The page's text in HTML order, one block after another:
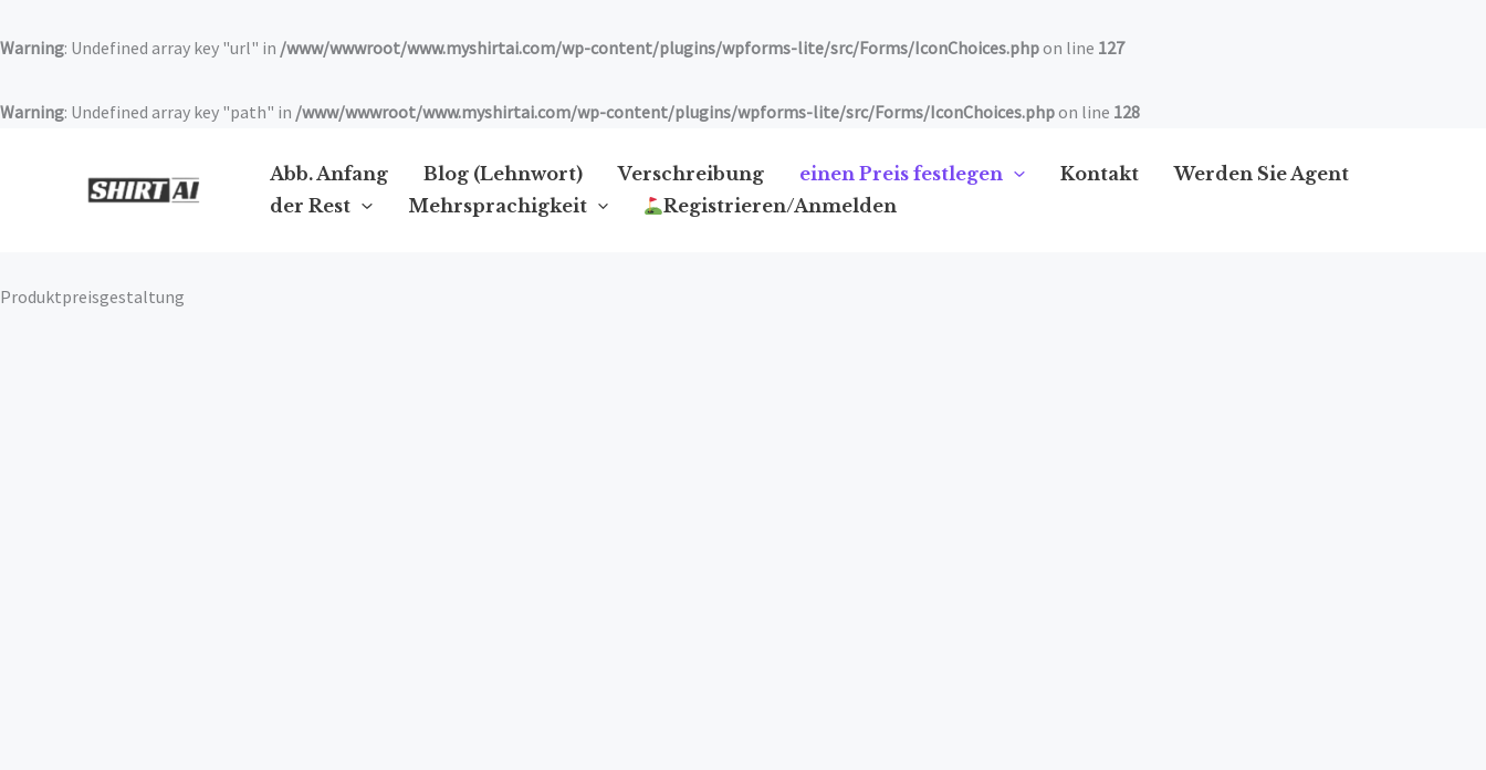
Warning: Undefined array key "url" in /www/wwwroot/www.myshirtai.com/wp-content/plugins/wpforms-lite/src/Forms/IconChoices.phpon line 127
Warning: Undefined array key "path" in /www/wwwroot/www.myshirtai.com/wp-content/plugins/wpforms-lite/src/Forms/IconChoices.phpon line 128
Inhalt
Abb. Anfang Blog (Lehnwort) Verschreibung einen Preis festlegen Kontakt
Werden Sie Agent
der Rest
Mehrsprachigkeit Registrieren/Anmelden
Produktpreisgestaltung